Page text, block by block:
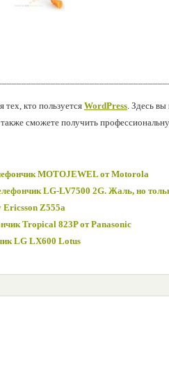
кто пользуется WordPress. Здесь
сможете получить
MOTOJEWEL от Motorola
LG-LV7500 2G. Жаль, но
Ericsson Z555a
Tropical 823P от Panasonic
LG LX600 Lotus